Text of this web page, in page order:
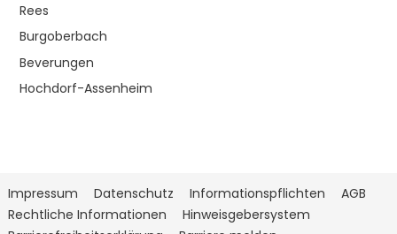
Rees
Burgoberbach
Beverungen
Hochdorf-Assenheim
Impressum Datenschutz Informationspflichten
AGB
Rechtliche Informationen
Hinweisgebersystem